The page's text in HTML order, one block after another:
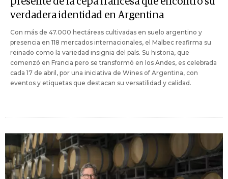
verdadera identidad en Argentina
Con más de 47.000 hectáreas cultivadas en suelo argentino y
presencia en 118 mercados internacionales, el Malbec reafirma su
reinado como la variedad insignia del país. Su historia, que
comenzó en Francia pero se transformó en los Andes, es celebrada
cada 17 de abril, por una iniciativa de Wines of Argentina, con
eventos y etiquetas que destacan su versatilidad y calidad.